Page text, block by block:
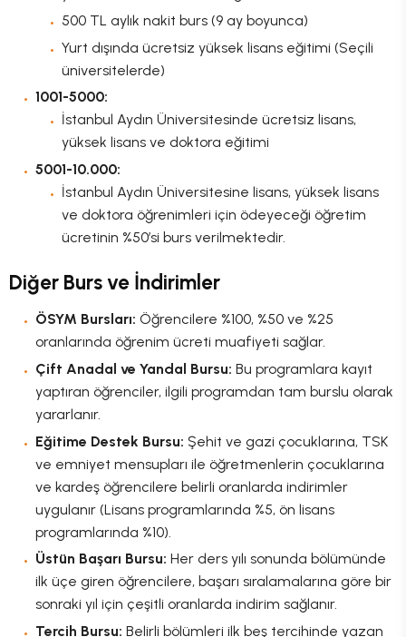
500 TL aylık nakit burs (9 ay boyunca)
Yurt dışında ücretsiz yüksek lisans eğitimi (Seçili
üniversitelerde)
1001-5000:
İstanbul Aydın Üniversitesinde ücretsiz lisans,
yüksek lisans ve doktora eğitimi
5001-10.000:
İstanbul Aydın Üniversitesine lisans, yüksek lisans
ve doktora öğrenimleri için ödeyeceği öğretim
ücretinin %50’si burs verilmektedir.
Diğer Burs ve İndirimler
ÖSYM Bursları: Öğrencilere %100, %50 ve %25
oranlarında öğrenim ücreti muafiyeti sağlar.
Çift Anadal ve Yandal Bursu: Bu programlara kayıt
yaptıran öğrenciler, ilgili programdan tam burslu olarak
yararlanır.
Eğitime Destek Bursu: Şehit ve gazi çocuklarına, TSK
ve emniyet mensupları ile öğretmenlerin çocuklarına
ve kardeş öğrencilere belirli oranlarda indirimler
uygulanır (Lisans programlarında %5, ön lisans
programlarında %10).
Üstün Başarı Bursu: Her ders yılı sonunda bölümünde
ilk üçe giren öğrencilere, başarı sıralamalarına göre bir
sonraki yıl için çeşitli oranlarda indirim sağlanır.
Tercih Bursu: Belirli bölümleri ilk beş tercihinde yazan